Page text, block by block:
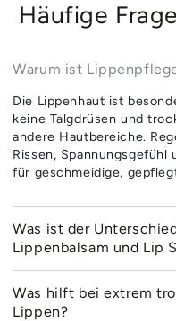
Häufige
Warum ist
Die Lippenhaut ist
keine Talgdrüsen und
andere Hautbereiche.
Rissen,
für geschmeidige,
Was ist der
Lippenbalsam und Lip
Was hilft bei extrem
Lippen?